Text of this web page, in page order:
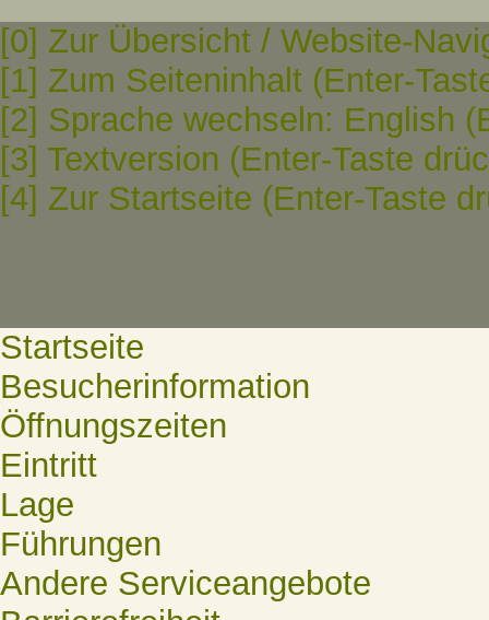
[0] Zur Übersicht / Website-
[1] Zum Seiteninhalt (Enter-
[2] Sprache wechseln: English
[3] Textversion (Enter-Taste
[4] Zur Startseite (Enter-Taste
Startseite
Besucherinformation
Öffnungszeiten
Eintritt
Lage
Führungen
Andere Serviceangebote